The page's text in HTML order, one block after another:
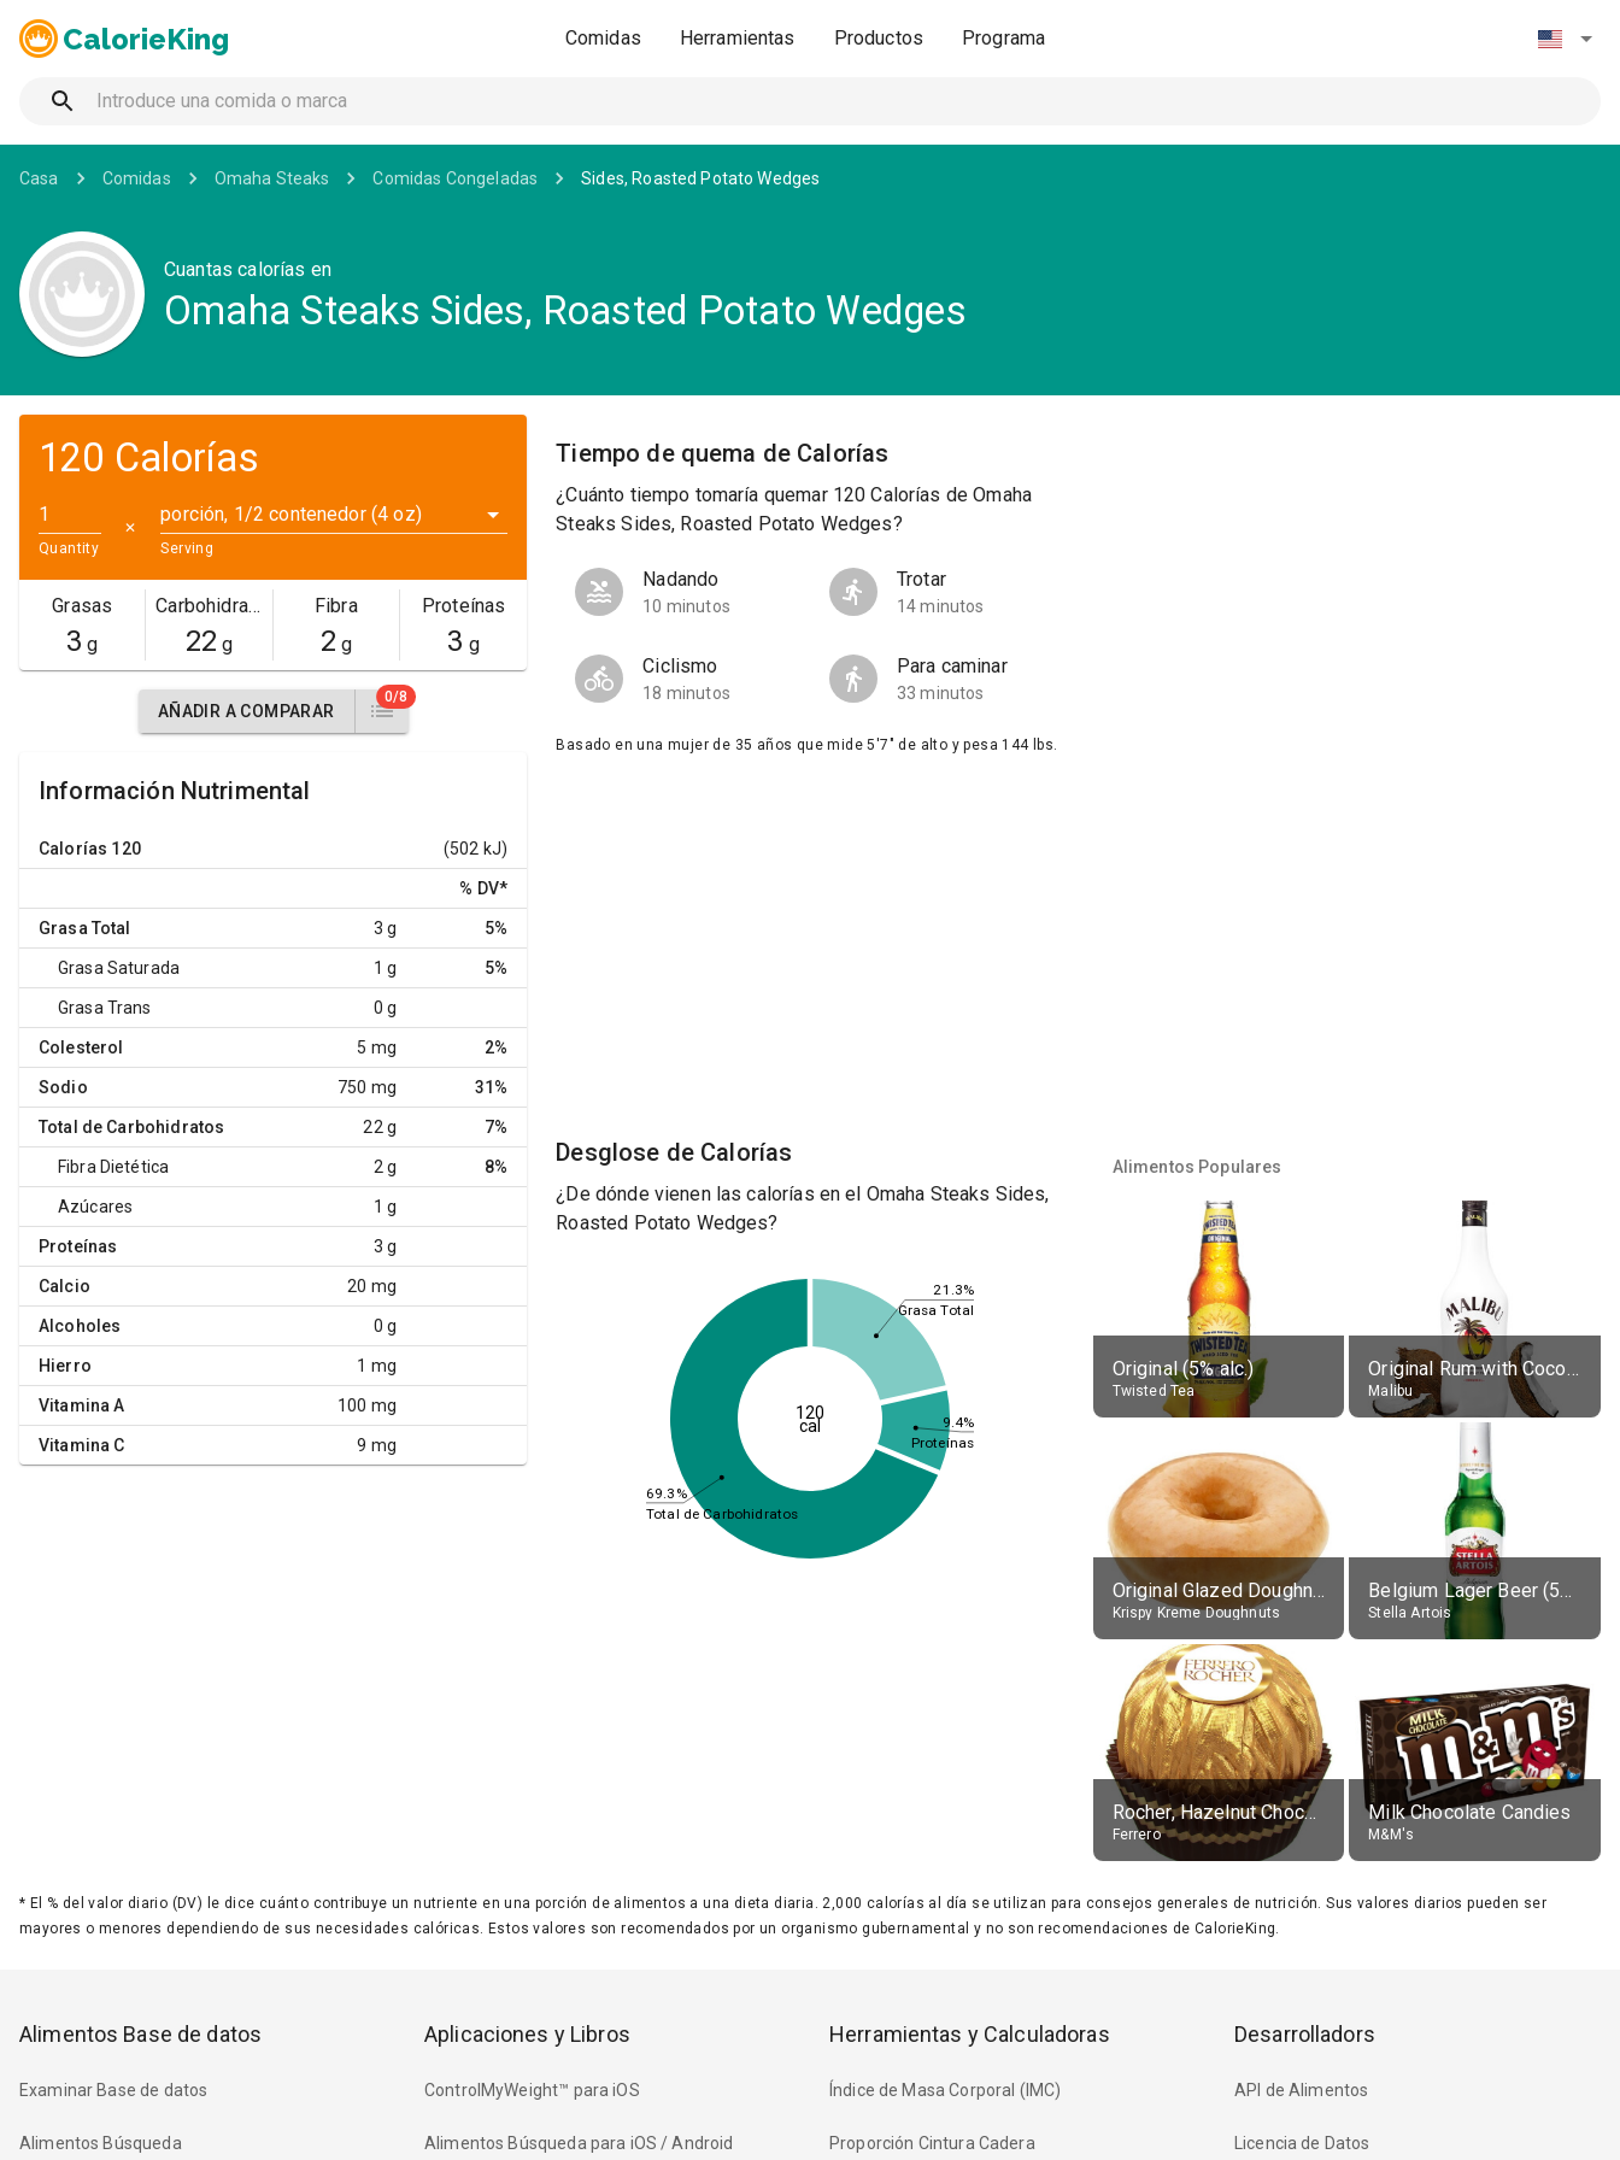
CalorieKing Comidas Herramientas Productos Programa
Casa Comidas Omaha Steaks Comidas Congeladas Sides, Roasted Potato Wedges
Cuantas calorías en
Omaha Steaks Sides, Roasted Potato Wedges
120 Calorías
Quantity
✕
porción, 1/2 contenedor (4 oz)
Serving
Grasas
3 g
Carbohidratos
22 g
Fibra
2 g
Proteínas
3 g
AÑADIR A COMPARAR
0/8
Información Nutrimental
Calorías 120 (502 kJ)
% DV*
Grasa Total 3 g 5%
Grasa Saturada 1 g 5%
Grasa Trans 0 g
Colesterol 5 mg 2%
Sodio 750 mg 31%
Total de Carbohidratos 22 g 7%
Fibra Dietética 2 g 8%
Azúcares 1 g
Proteínas 3 g
Calcio 20 mg
Alcoholes 0 g
Hierro 1 mg
Vitamina A 100 mg
Vitamina C 9 mg
Tiempo de quema de Calorías
¿Cuánto tiempo tomaría quemar 120 Calorías de Omaha
Steaks Sides, Roasted Potato Wedges?
Nadando
10 minutos
Trotar
14 minutos
Ciclismo
18 minutos
Para caminar
33 minutos
Basado en una mujer de 35 años que mide 5'7" de alto y pesa 144 lbs.
Desglose de Calorías
¿De dónde vienen las calorías en el Omaha Steaks Sides,
Roasted Potato Wedges?
21.3%
9.4%
69.3%
Grasa Total
Proteínas
Total de Carbohidratos
120
cal
Alimentos Populares
Original (5% alc.)
Twisted Tea
Original Rum with Coconut Flavour (21% alc.)
Malibu
Original Glazed Doughnut
Krispy Kreme Doughnuts
Belgium Lager Beer (5% alc.)
Stella Artois
Rocher, Hazelnut Chocolate Ball
Ferrero
Milk Chocolate Candies
M&M's
* El % del valor diario (DV) le dice cuánto contribuye un nutriente en una porción de alimentos a una dieta diaria. 2,000 calorías al día se utilizan para consejos generales de nutrición. Sus valores diarios pueden ser
mayores o menores dependiendo de sus necesidades calóricas. Estos valores son recomendados por un organismo gubernamental y no son recomendaciones de CalorieKing.
Alimentos Base de datos
Examinar Base de datos
Alimentos Búsqueda
Aplicaciones y Libros
ControlMyWeight™ para iOS
Alimentos Búsqueda para iOS / Android
Herramientas y Calculadoras
Índice de Masa Corporal (IMC)
Proporción Cintura Cadera
Desarrolladors
API de Alimentos
Licencia de Datos